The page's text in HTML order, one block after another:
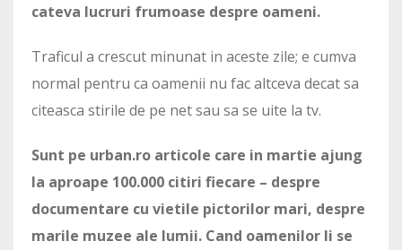
cateva lucruri frumoase despre oameni.
Traficul a crescut minunat in aceste zile; e cumva
normal pentru ca oamenii nu fac altceva decat sa
citeasca stirile de pe net sau sa se uite la tv.
Sunt pe urban.ro articole care in martie ajung
la aproape 100.000 citiri fiecare – despre
documentare cu vietile pictorilor mari, despre
marile muzee ale lumii. Cand oamenilor li se